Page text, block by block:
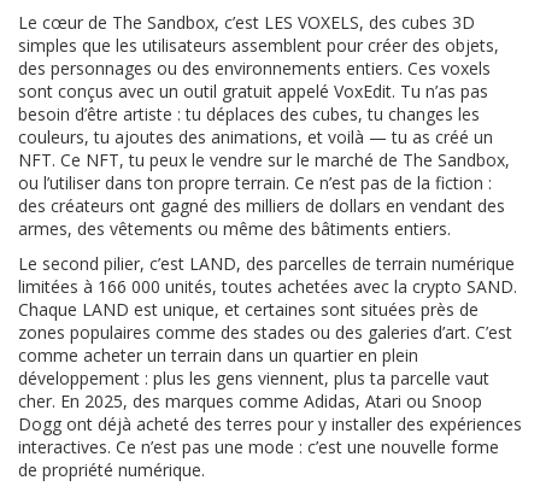
Le cœur de The Sandbox, c’est LES VOXELS, des cubes 3D
simples que les utilisateurs assemblent pour créer des objets,
des personnages ou des environnements entiers. Ces voxels
sont conçus avec un outil gratuit appelé VoxEdit. Tu n’as pas
besoin d’être artiste : tu déplaces des cubes, tu changes les
couleurs, tu ajoutes des animations, et voilà — tu as créé un
NFT. Ce NFT, tu peux le vendre sur le marché de The Sandbox,
ou l’utiliser dans ton propre terrain. Ce n’est pas de la fiction :
des créateurs ont gagné des milliers de dollars en vendant des
armes, des vêtements ou même des bâtiments entiers.
Le second pilier, c’est LAND, des parcelles de terrain numérique
limitées à 166 000 unités, toutes achetées avec la crypto SAND.
Chaque LAND est unique, et certaines sont situées près de
zones populaires comme des stades ou des galeries d’art. C’est
comme acheter un terrain dans un quartier en plein
développement : plus les gens viennent, plus ta parcelle vaut
cher. En 2025, des marques comme Adidas, Atari ou Snoop
Dogg ont déjà acheté des terres pour y installer des expériences
interactives. Ce n’est pas une mode : c’est une nouvelle forme
de propriété numérique.